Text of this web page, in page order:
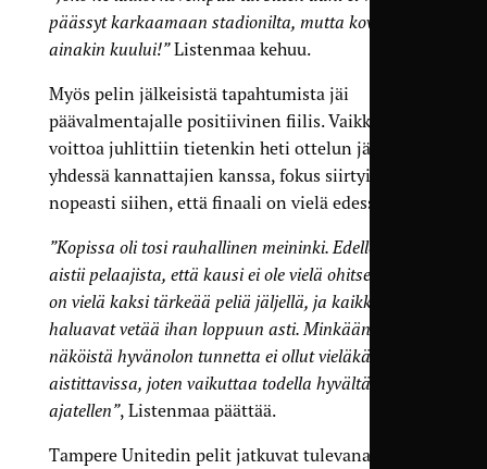
päässyt karkaamaan stadionilta, mutta kovaa se
ainakin kuului!”Listenmaa kehuu.
Myös pelin jälkeisistä tapahtumista jäi
päävalmentajalle positiivinen fiilis. Vaikka
voittoa juhlittiin tietenkin heti ottelun jälkeen
yhdessä kannattajien kanssa, fokus siirtyi
nopeasti siihen, että finaali on vielä edessä.
”Kopissa oli tosi rauhallinen meininki. Edelleen sen
aistii pelaajista, että kausi ei ole vielä ohitse. Tässä
on vielä kaksi tärkeää peliä jäljellä, ja kaikki
haluavat vetää ihan loppuun asti. Minkään
näköistä hyvänolon tunnetta ei ollut vieläkään
aistittavissa, joten vaikuttaa todella hyvältä jatkoa
ajatellen”, Listenmaa päättää.
Tampere Unitedin pelit jatkuvat tulevana